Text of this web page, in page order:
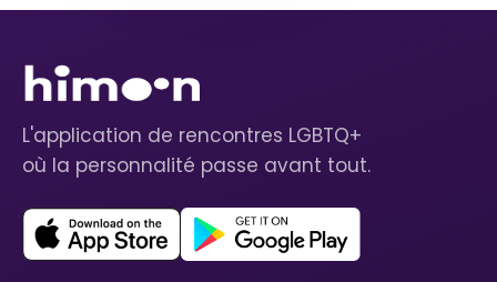
L'application de rencontres LGBTQ+
où la personnalité passe avant tout.